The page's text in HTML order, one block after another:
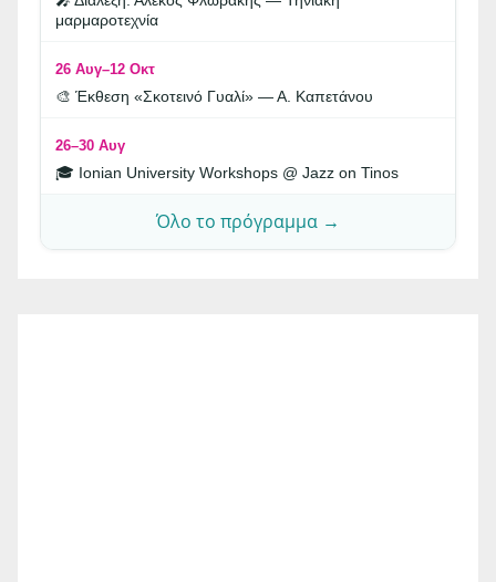
μαρμαροτεχνία
26 Αυγ–12 Οκτ
🎨 Έκθεση «Σκοτεινό Γυαλί» — Α. Καπετάνου
26–30 Αυγ
🎓 Ionian University Workshops @ Jazz on Tinos
Όλο το πρόγραμμα →